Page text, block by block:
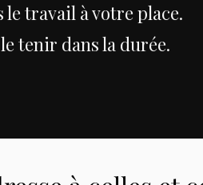
le travail à votre place.
tenir dans la durée.